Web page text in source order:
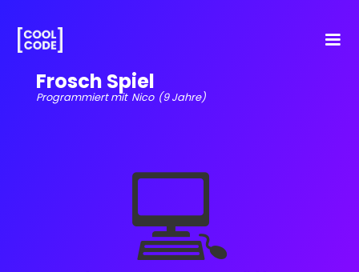
Frosch Spiel
Programmiert mit Nico (9 Jahre)
💻